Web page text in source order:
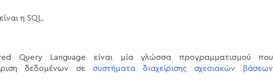
η SQL.
Query Language είναι μία γλώσσα προγραμματισμού που
δεδομένων σεσυστήματα διαχείρισης σχεσιακών βάσεων